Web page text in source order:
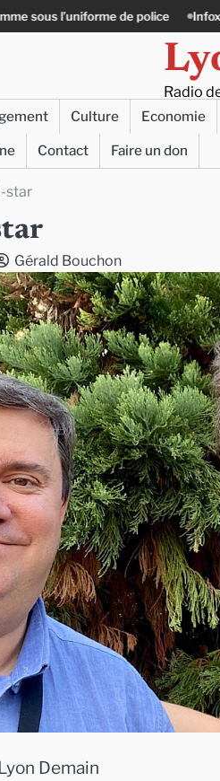
Infox, IA et ingérences : le
Radio
Culture Economie
Contact Faire un don
star
Gérald Bouchon
Demain